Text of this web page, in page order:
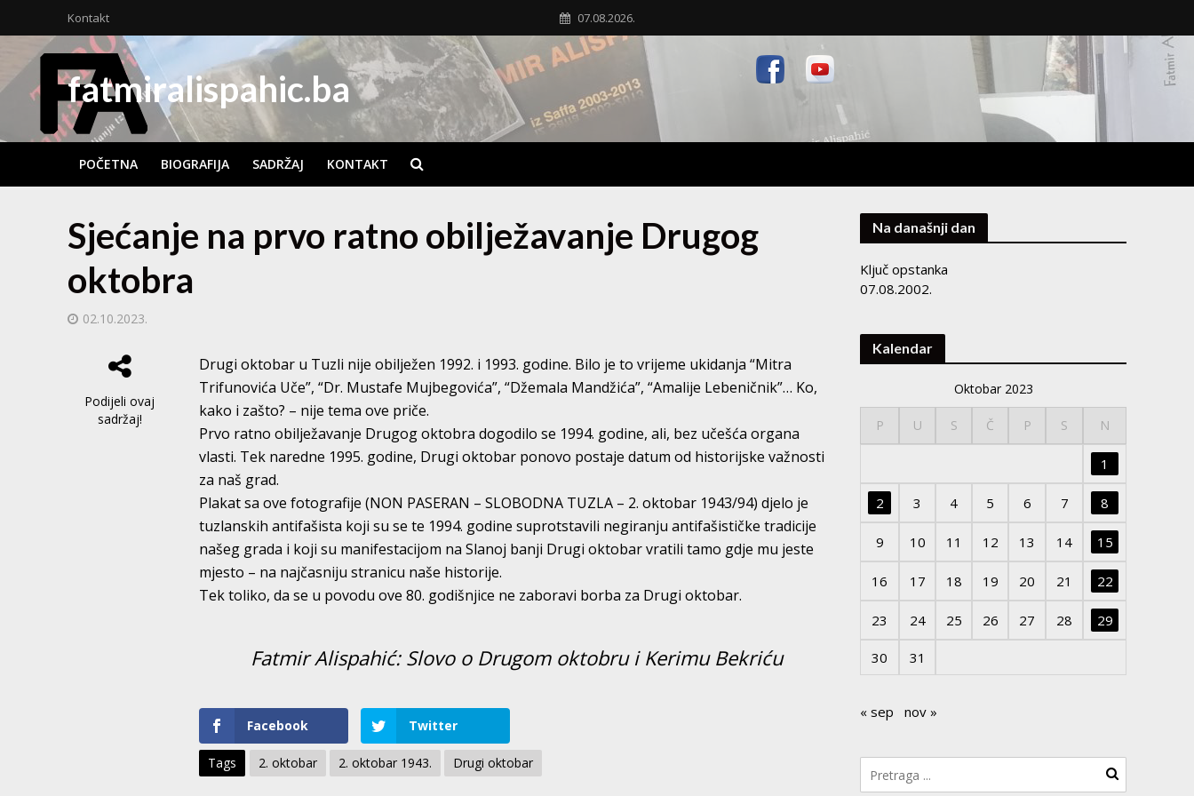
Kontakt 07.08.2026.
fatmiralispahic.ba
POČETNA BIOGRAFIJA SADRŽAJ KONTAKT
Sjećanje na prvo ratno obilježavanje Drugog
oktobra
02.10.2023.
Podijeli ovaj
sadržaj!
Drugi oktobar u Tuzli nije obilježen 1992. i 1993. godine. Bilo je to vrijeme ukidanja “Mitra
Trifunovića Uče”, “Dr. Mustafe Mujbegovića”, “Džemala Mandžića”, “Amalije Lebeničnik”… Ko,
kako i zašto? – nije tema ove priče.
Prvo ratno obilježavanje Drugog oktobra dogodilo se 1994. godine, ali, bez učešća organa
vlasti. Tek naredne 1995. godine, Drugi oktobar ponovo postaje datum od historijske važnosti
za naš grad.
Plakat sa ove fotografije (NON PASERAN – SLOBODNA TUZLA – 2. oktobar 1943/94) djelo je
tuzlanskih antifašista koji su se te 1994. godine suprotstavili negiranju antifašističke tradicije
našeg grada i koji su manifestacijom na Slanoj banji Drugi oktobar vratili tamo gdje mu jeste
mjesto – na najčasniju stranicu naše historije.
Tek toliko, da se u povodu ove 80. godišnjice ne zaboravi borba za Drugi oktobar.
Fatmir Alispahić: Slovo o Drugom oktobru i Kerimu Bekriću
Facebook Twitter
Tags 2. oktobar 2. oktobar 1943. Drugi oktobar
Na današnji dan
Ključ opstanka
07.08.2002.
Kalendar
Oktobar 2023
P U S Č P S N
1
2 3 4 5 6 7 8
9 10 11 12 13 14 15
16 17 18 19 20 21 22
23 24 25 26 27 28 29
30 31
« sep nov »